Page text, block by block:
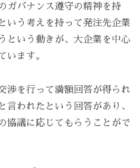
ガバナンス遵守の精神を持
いう考えを持って発注先企業
という動きが、大企業を中心
います。
渉を行って満額回答が得られ
言われたという回答があり、
協議に応じてもらうことがで